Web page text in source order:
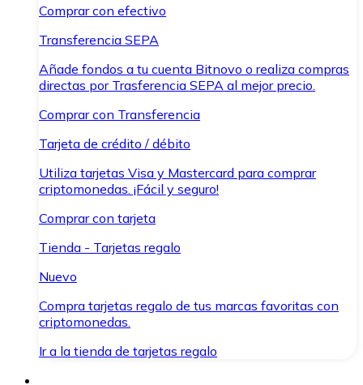
Comprar con efectivo
Transferencia SEPA
Añade fondos a tu cuenta Bitnovo o realiza compras
directas por Trasferencia SEPA al mejor precio.
Comprar con Transferencia
Tarjeta de crédito / débito
Utiliza tarjetas Visa y Mastercard para comprar
criptomonedas. ¡Fácil y seguro!
Comprar con tarjeta
Tienda - Tarjetas regalo
Nuevo
Compra tarjetas regalo de tus marcas favoritas con
criptomonedas.
Ir a la tienda de tarjetas regalo